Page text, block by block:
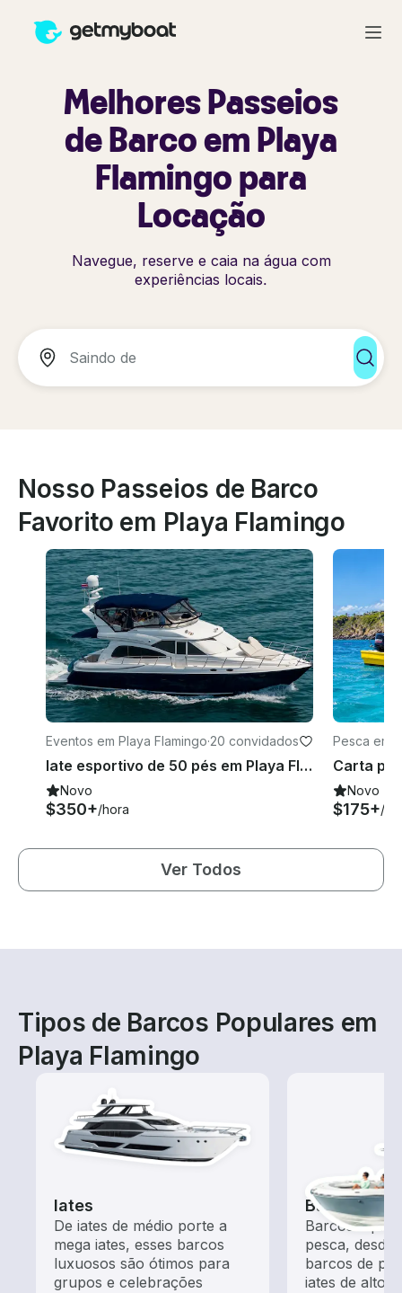
Melhores Passeios
de Barco em Playa
Flamingo para
Locação
Navegue, reserve e caia na água com
experiências locais.
Nosso Passeios de Barco
Favorito em Playa Flamingo
Eventos em Playa Flamingo·20 convidados
Iate esportivo de 50 pés em Playa Flamingo, Costa Rica
Novo
$350+/hora
Pesca em
Novo
$175+/
Ver Todos
Tipos de Barcos Populares em
Playa Flamingo
Iates
De iates de médio porte a
mega iates, esses barcos
luxuosos são ótimos para
grupos e celebrações
Barcos de
Barcos
pesca, desde
barcos de
iates de alto